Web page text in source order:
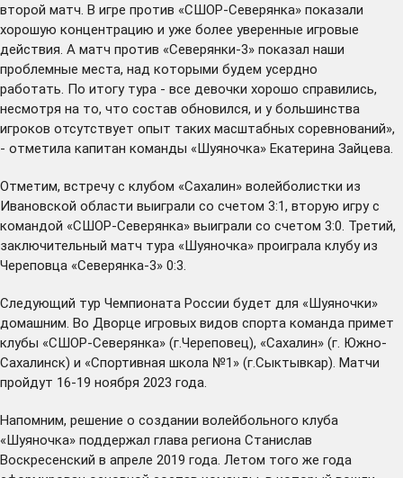
второй матч. В игре против «СШОР-Северянка» показали
хорошую концентрацию и уже более уверенные игровые
действия. А матч против «Северянки-3» показал наши
проблемные места, над которыми будем усердно
работать. По итогу тура - все девочки хорошо справились,
несмотря на то, что состав обновился, и у большинства
игроков отсутствует опыт таких масштабных соревнований»,
- отметила капитан команды «Шуяночка» Екатерина Зайцева.
Отметим, встречу с клубом «Сахалин» волейболистки из
Ивановской области выиграли со счетом 3:1, вторую игру с
командой «СШОР-Северянка» выиграли со счетом 3:0. Третий,
заключительный матч тура «Шуяночка» проиграла клубу из
Череповца «Северянка-3» 0:3.
Следующий тур Чемпионата России будет для «Шуяночки»
домашним. Во Дворце игровых видов спорта команда примет
клубы «СШОР-Северянка» (г.Череповец), «Сахалин» (г. Южно-
Сахалинск) и «Спортивная школа №1» (г.Сыктывкар). Матчи
пройдут 16-19 ноября 2023 года.
Напомним, решение о создании волейбольного клуба
«Шуяночка» поддержал глава региона Станислав
Воскресенский в апреле 2019 года. Летом того же года